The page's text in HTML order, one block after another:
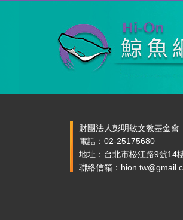
財團法人彭明敏文教基金會
電話：02-25175680
地址：台北市松江路9號14
聯絡信箱：